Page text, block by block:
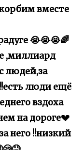
вместе
😭😭😭🌈
,миллиард
людей,за
люди ещё
вздоха
на дороге💔
него !!низкий